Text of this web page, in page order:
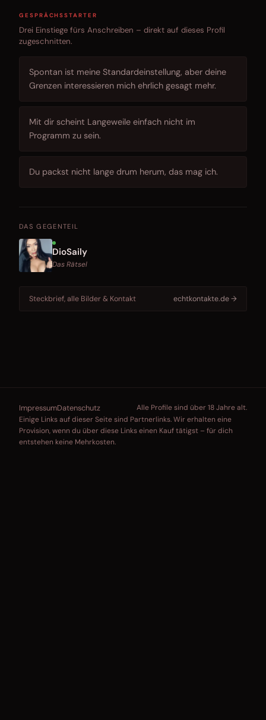
GESPRÄCHSSTARTER
Drei Einstiege fürs Anschreiben – direkt auf dieses Profil
zugeschnitten.
Spontan ist meine Standardeinstellung, aber deine
Grenzen interessieren mich ehrlich gesagt mehr.
Mit dir scheint Langeweile einfach nicht im
Programm zu sein.
Du packst nicht lange drum herum, das mag ich.
DAS GEGENTEIL
DioSaily
Das Rätsel
Steckbrief, alle Bilder & Kontakt echtkontakte.de →
ImpressumDatenschutz
Alle Profile sind über 18 Jahre alt.
Einige Links auf dieser Seite sind Partnerlinks. Wir erhalten eine
Provision, wenn du über diese Links einen Kauf tätigst – für dich
entstehen keine Mehrkosten.